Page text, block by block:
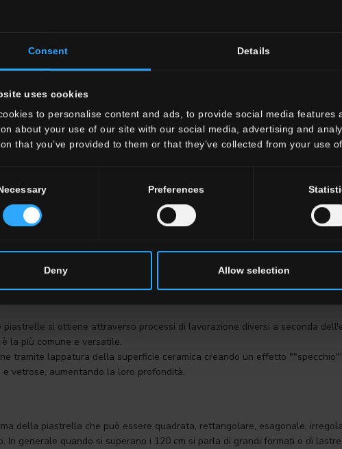
Consent Details
uses cookies
to personalise content and ads, to provide social media features
about your use of our site with our social media, advertising and
that you’ve provided to them or that they’ve collected from your use
Preferences
Deny Allow selection
la seguente classificazione:
principalmente testati con la normativa Italiana BCRA e quella
ed ha la seguente classificazione:
10°
19°
27°
35° d’inclinazione
di durezza e resistenza. La durezza di una piastrella o di una lastra
è il numero e maggiore è la durezza del minerale che gli corrisponde.
Mohs, paragonabile a quella di un materiale prezioso come il topazio.
si ottiene attraverso processi di lavorazione diversi a seconda
la più comune e versatile.
tramite lappatura della superficie ceramica creando un effetto
vetrose, aumentando la loro profondità.
della piastrella che può essere quadrata, rettangolare, esagonale,
In generale quando si superano i 120 cm si parla di grandi formati o di